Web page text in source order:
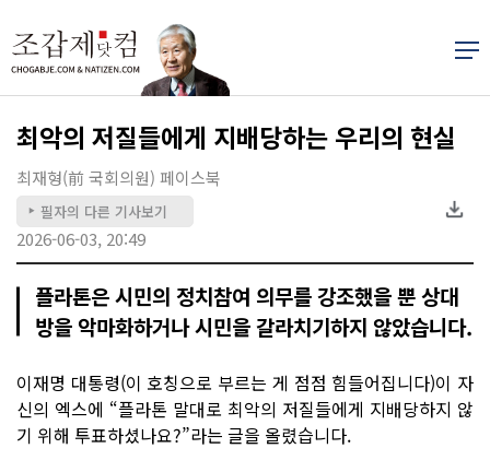
최악의 저질들에게 지배당하는 우리의 현실
최재형(前 국회의원) 페이스북
▶ 필자의 다른 기사보기
2026-06-03, 20:49
플라톤은 시민의 정치참여 의무를 강조했을 뿐 상대
방을 악마화하거나 시민을 갈라치기하지 않았습니다.
이재명 대통령(이 호칭으로 부르는 게 점점 힘들어집니다)이 자
신의 엑스에 “플라톤 말대로 최악의 저질들에게 지배당하지 않
기 위해 투표하셨나요?”라는 글을 올렸습니다.